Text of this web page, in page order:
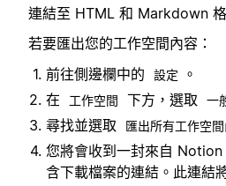
連結至 HTML 和 Markdown
若要匯出您的工作空間內容：
前往側邊欄中的
設定
。
在
工作空間 下方，選取 一
尋找並選取
匯出所有工作空
您將會收到一封來自
含下載檔案的連結。此連結